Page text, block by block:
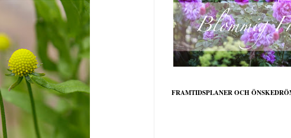
FRAMTIDSPLANER OCH